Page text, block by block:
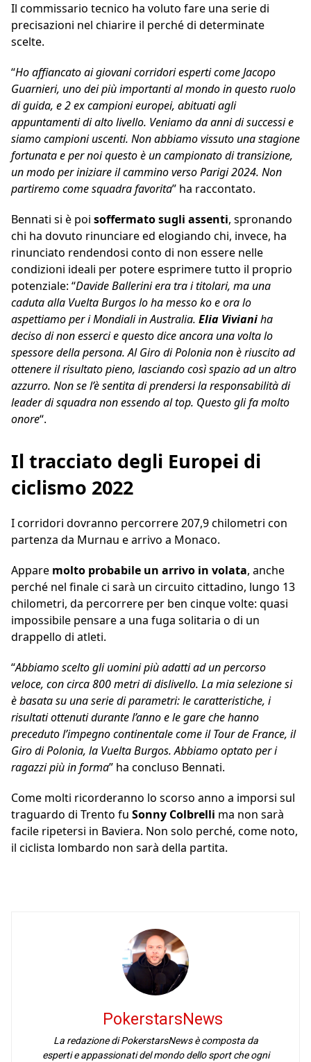
Il commissario tecnico ha voluto fare una serie di
precisazioni nel chiarire il perché di determinate
scelte.
“Ho affiancato ai giovani corridori esperti come Jacopo
Guarnieri, uno dei più importanti al mondo in questo ruolo
di guida, e 2 ex campioni europei, abituati agli
appuntamenti di alto livello. Veniamo da anni di successi e
siamo campioni uscenti. Non abbiamo vissuto una stagione
fortunata e per noi questo è un campionato di transizione,
un modo per iniziare il cammino verso Parigi 2024. Non
partiremo come squadra favorita” ha raccontato.
Bennati si è poi soffermato sugli assenti, spronando
chi ha dovuto rinunciare ed elogiando chi, invece, ha
rinunciato rendendosi conto di non essere nelle
condizioni ideali per potere esprimere tutto il proprio
potenziale: “Davide Ballerini era tra i titolari, ma una
caduta alla Vuelta Burgos lo ha messo ko e ora lo
aspettiamo per i Mondiali in Australia. Elia Vivianiha
deciso di non esserci e questo dice ancora una volta lo
spessore della persona. Al Giro di Polonia non è riuscito ad
ottenere il risultato pieno, lasciando così spazio ad un altro
azzurro. Non se l’è sentita di prendersi la responsabilità di
leader di squadra non essendo al top. Questo gli fa molto
onore“.
Il tracciato degli Europei di
ciclismo 2022
I corridori dovranno percorrere 207,9 chilometri con
partenza da Murnau e arrivo a Monaco.
Appare molto probabile un arrivo in volata, anche
perché nel finale ci sarà un circuito cittadino, lungo 13
chilometri, da percorrere per ben cinque volte: quasi
impossibile pensare a una fuga solitaria o di un
drappello di atleti.
“Abbiamo scelto gli uomini più adatti ad un percorso
veloce, con circa 800 metri di dislivello. La mia selezione si
è basata su una serie di parametri: le caratteristiche, i
risultati ottenuti durante l’anno e le gare che hanno
preceduto l’impegno continentale come il Tour de France, il
Giro di Polonia, la Vuelta Burgos. Abbiamo optato per i
ragazzi più in forma” ha concluso Bennati.
Come molti ricorderanno lo scorso anno a imporsi sul
traguardo di Trento fu Sonny Colbrelli ma non sarà
facile ripetersi in Baviera. Non solo perché, come noto,
il ciclista lombardo non sarà della partita.
PokerstarsNews
La redazione di PokerstarsNews è composta da
esperti e appassionati del mondo dello sport che ogni